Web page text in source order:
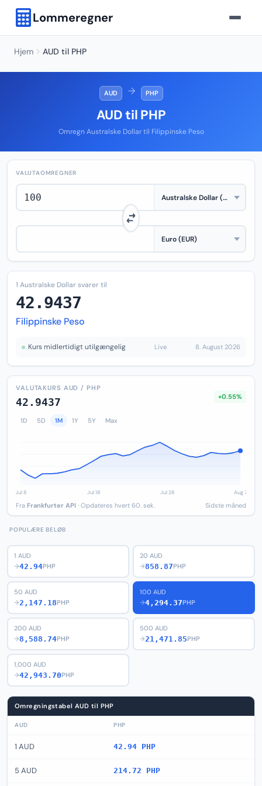
Lommeregner
Hjem AUD til PHP
AUD → PHP
AUD til PHP
Omregn Australske Dollar til Filippinske Peso
VALUTAOMREGNER
1 Australske Dollar svarer til
42.9437
Filippinske Peso
Kurs midlertidigt utilgængelig Live 8. August 2026
VALUTAKURS AUD / PHP
42.9437 +0.55%
1D 5D 1M 1Y 5Y Max
Fra Frankfurter API · Opdateres hvert 60. sek. Sidste måned
POPULÆRE BELØB
1 AUD
→42.94PHP
20 AUD
→858.87PHP
50 AUD
→2,147.18PHP
100 AUD
→4,294.37PHP
200 AUD
→8,588.74PHP
500 AUD
→21,471.85PHP
1,000 AUD
→42,943.70PHP
Omregningstabel AUD til PHP
AUD PHP
1 AUD 42.94 PHP
5 AUD 214.72 PHP